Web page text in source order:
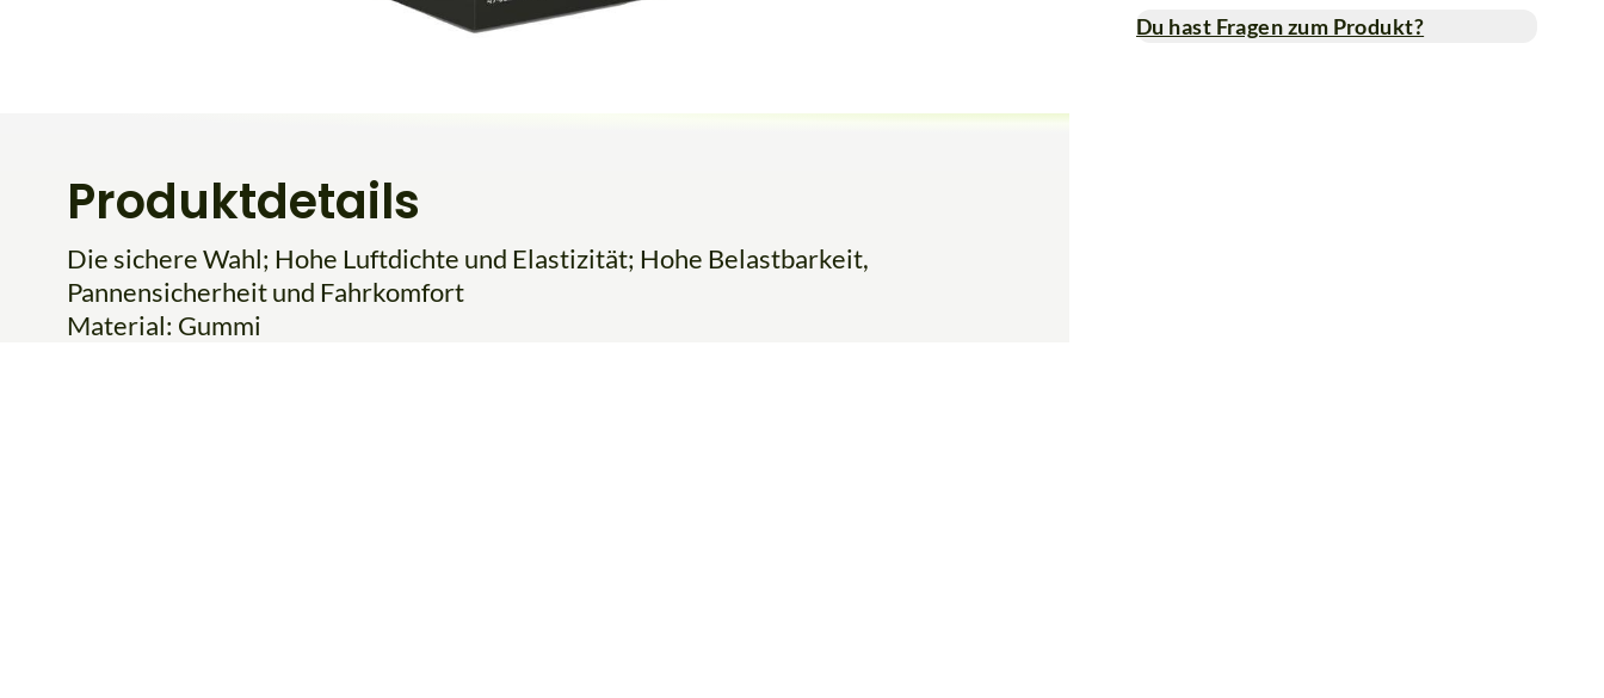
Produktdetails
Die sichere Wahl; Hohe Luftdichte und Elastizität; Hohe Belastbarkeit,
Pannensicherheit und Fahrkomfort
Material: Gummi
Du hast Fragen zum Produkt?